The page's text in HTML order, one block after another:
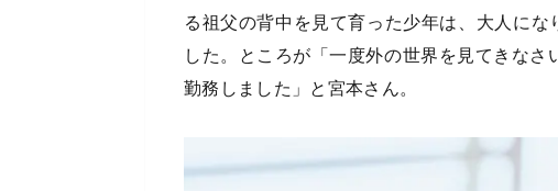
る祖父の背中を見て育った少年は、大人に
した。ところが「一度外の世界を見てきな
勤務しました」と宮本さん。